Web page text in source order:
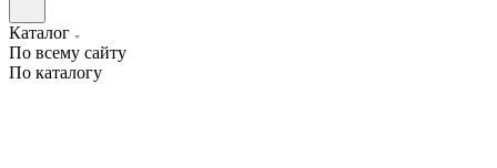
Каталог
По всему сайту
По каталогу